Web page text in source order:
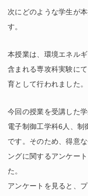
次にどのような学生が
す。
本授業は、環境エネル
含まれる専攻科実験に
育として行われました。
今回の授業を受講した
電子制御工学科6人、制
です。そのため、得意
ングに関するアンケー
た。
アンケートを見ると、